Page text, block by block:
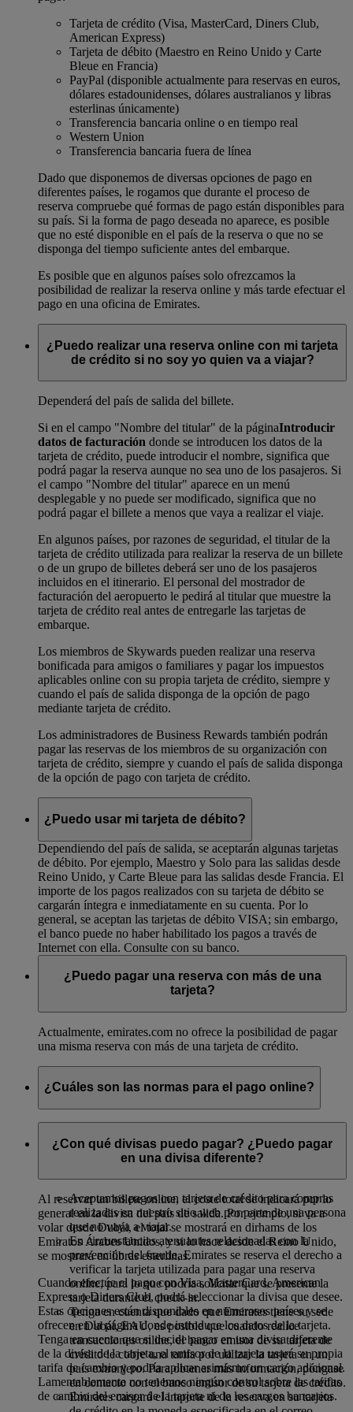
Tarjeta de crédito (Visa, MasterCard, Diners Club,
American Express)
Tarjeta de débito (Maestro en Reino Unido y Carte
Bleue en Francia)
PayPal (disponible actualmente para reservas en euros,
dólares estadounidenses, dólares australianos y libras
esterlinas únicamente)
Transferencia bancaria online o en tiempo real
Western Union
Transferencia bancaria fuera de línea
Dado que disponemos de diversas opciones de pago en
diferentes países, le rogamos que durante el proceso de
reserva compruebe qué formas de pago están disponibles para
su país. Si la forma de pago deseada no aparece, es posible
que no esté disponible en el país de la reserva o que no se
disponga del tiempo suficiente antes del embarque.
Es posible que en algunos países solo ofrezcamos la
posibilidad de realizar la reserva online y más tarde efectuar el
pago en una oficina de Emirates.
¿Puedo realizar una reserva online con mi tarjeta
de crédito si no soy yo quien va a viajar?
Dependerá del país de salida del billete.
Si en el campo "Nombre del titular" de la páginaIntroducir
datos de facturación donde se introducen los datos de la
tarjeta de crédito, puede introducir el nombre, significa que
podrá pagar la reserva aunque no sea uno de los pasajeros. Si
el campo "Nombre del titular" aparece en un menú
desplegable y no puede ser modificado, significa que no
podrá pagar el billete a menos que vaya a realizar el viaje.
En algunos países, por razones de seguridad, el titular de la
tarjeta de crédito utilizada para realizar la reserva de un billete
o de un grupo de billetes deberá ser uno de los pasajeros
incluidos en el itinerario. El personal del mostrador de
facturación del aeropuerto le pedirá al titular que muestre la
tarjeta de crédito real antes de entregarle las tarjetas de
embarque.
Los miembros de Skywards pueden realizar una reserva
bonificada para amigos o familiares y pagar los impuestos
aplicables online con su propia tarjeta de crédito, siempre y
cuando el país de salida disponga de la opción de pago
mediante tarjeta de crédito.
Los administradores de Business Rewards también podrán
pagar las reservas de los miembros de su organización con
tarjeta de crédito, siempre y cuando el país de salida disponga
de la opción de pago con tarjeta de crédito.
¿Puedo usar mi tarjeta de débito?
Dependiendo del país de salida, se aceptarán algunas tarjetas
de débito. Por ejemplo, Maestro y Solo para las salidas desde
Reino Unido, y Carte Bleue para las salidas desde Francia. El
importe de los pagos realizados con su tarjeta de débito se
cargarán íntegra e inmediatamente en su cuenta. Por lo
general, se aceptan las tarjetas de débito VISA; sin embargo,
el banco puede no haber habilitado los pagos a través de
Internet con ella. Consulte con su banco.
¿Puedo pagar una reserva con más de una
tarjeta?
Actualmente, emirates.com no ofrece la posibilidad de pagar
una misma reserva con más de una tarjeta de crédito.
¿Cuáles son las normas para el pago online?
facturación y los datos de la tarjeta de crédito durante el
proceso de pago, se aplica la siguiente normativa para todas
Aceptamos pagos con tarjeta de crédito para compras
realizadas en nuestro sitio web por parte de una persona
que no vaya a viajar.
En circunstancias atenuantes relacionadas con la
prevención del fraude, Emirates se reserva el derecho a
verificar la tarjeta utilizada para pagar una reserva
online, para lo que podría solicitar que se presente la
tarjeta durante el check-in.
Tenga en cuenta que dado que Emirates tiene su sede
en Dubái, EAU, es posible que cuando realice
transacciones online, el banco emisor de su tarjeta de
crédito le cobre una tarifa por utilizar la tarjeta en un
país extranjero. Para obtener más información, póngase
en contacto con el banco emisor de su tarjeta de crédito.
Emirates cargará el importe de la reserva en su tarjeta
¿Con qué divisas puedo pagar? ¿Puedo pagar
en una divisa diferente?
Al reservar un billete online, el coste total se indicará por lo
general en la divisa del país de salida. Por ejemplo, si va a
volar desde Dubái, el total se mostrará en dirhams de los
Emiratos Árabes Unidos, y si lo hace desde el Reino Unido,
se mostrará en libras esterlinas.
Cuando efectúe el pago con Visa, MasterCard, American
Express o Diners Club, podrá seleccionar la divisa que desee.
Estas opciones están disponibles en numerosos países y se
ofrecen en la página donde introduce los datos de la tarjeta.
Tenga en cuenta que si decide pagar en una divisa diferente
de la divisa de la tarjeta, el emisor de la tarjeta usará su propia
tarifa de cambio y podría aplicar asimismo un cargo adicional.
Lamentablemente no tenemos ningún control sobre las tarifas
de cambio del emisor de la tarjeta ni de los cargos bancarios.